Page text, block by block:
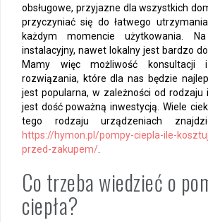
obsługowe, przyjazne dla wszystkich
przyczyniać się do łatwego
każdym momencie użytkowania.
instalacyjny, nawet lokalny jest bardzo
Mamy więc możliwość konsultacji
rozwiązania, które dla nas będzie
jest popularna, w zależności od rodzaju
jest dość poważną inwestycją. Wiele
tego rodzaju urządzeniach
https://hymon.pl/pompy-ciepla-ile-
przed-zakupem/
Co trzeba wiedzieć o
ciepła?